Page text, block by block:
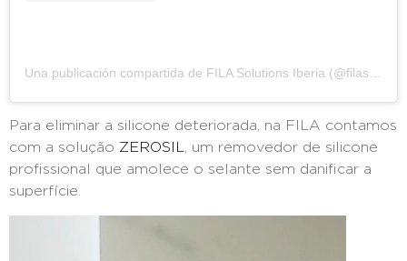
Para eliminar a silicone deteriorada, na FILA contamos
com a solução ZEROSIL, um removedor de silicone
profissional que amolece o selante sem danificar a
superfície.